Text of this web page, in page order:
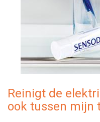
Reinigt de
ook tussen mijn